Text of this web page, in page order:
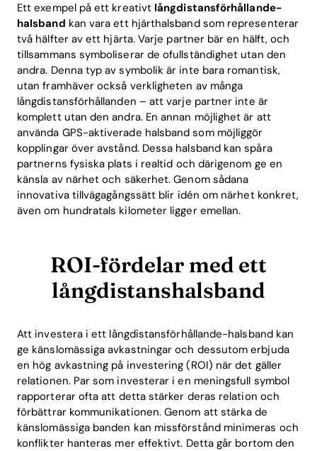
Ett exempel på ett kreativt långdistansförhållande-
halsband kan vara ett hjärthalsband som representerar
två hälfter av ett hjärta. Varje partner bär en hälft, och
tillsammans symboliserar de ofullständighet utan den
andra. Denna typ av symbolik är inte bara romantisk,
utan framhäver också verkligheten av många
långdistansförhållanden – att varje partner inte är
komplett utan den andra. En annan möjlighet är att
använda GPS-aktiverade halsband som möjliggör
kopplingar över avstånd. Dessa halsband kan spåra
partnerns fysiska plats i realtid och därigenom ge en
känsla av närhet och säkerhet. Genom sådana
innovativa tillvägagångssätt blir idén om närhet konkret,
även om hundratals kilometer ligger emellan.
ROI-fördelar med ett
långdistanshalsband
Att investera i ett långdistansförhållande-halsband kan
ge känslomässiga avkastningar och dessutom erbjuda
en hög avkastning på investering (ROI) när det gäller
relationen. Par som investerar i en meningsfull symbol
rapporterar ofta att detta stärker deras relation och
förbättrar kommunikationen. Genom att stärka de
känslomässiga banden kan missförstånd minimeras och
konflikter hanteras mer effektivt. Detta går bortom den